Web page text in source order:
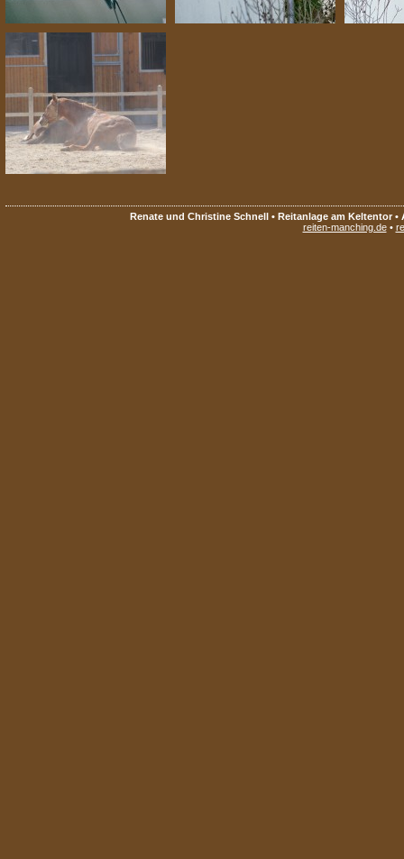
Renate und Christine Schnell • Reitanlage am Keltentor •
reiten-manching.de•